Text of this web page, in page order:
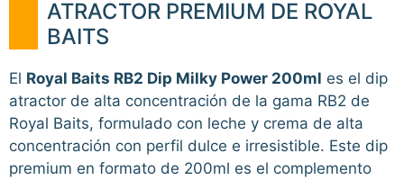
ATRACTOR PREMIUM DE ROYAL
BAITS
El Royal Baits RB2 Dip Milky Power 200ml es el dip
atractor de alta concentración de la gama RB2 de
Royal Baits, formulado con leche y crema de alta
concentración con perfil dulce e irresistible. Este dip
premium en formato de 200ml es el complemento